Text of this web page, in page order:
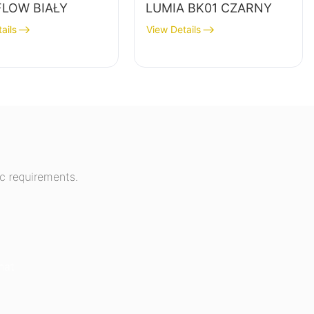
BIAŁY LUMIA BK01 CZARNY
View Details
requirements.